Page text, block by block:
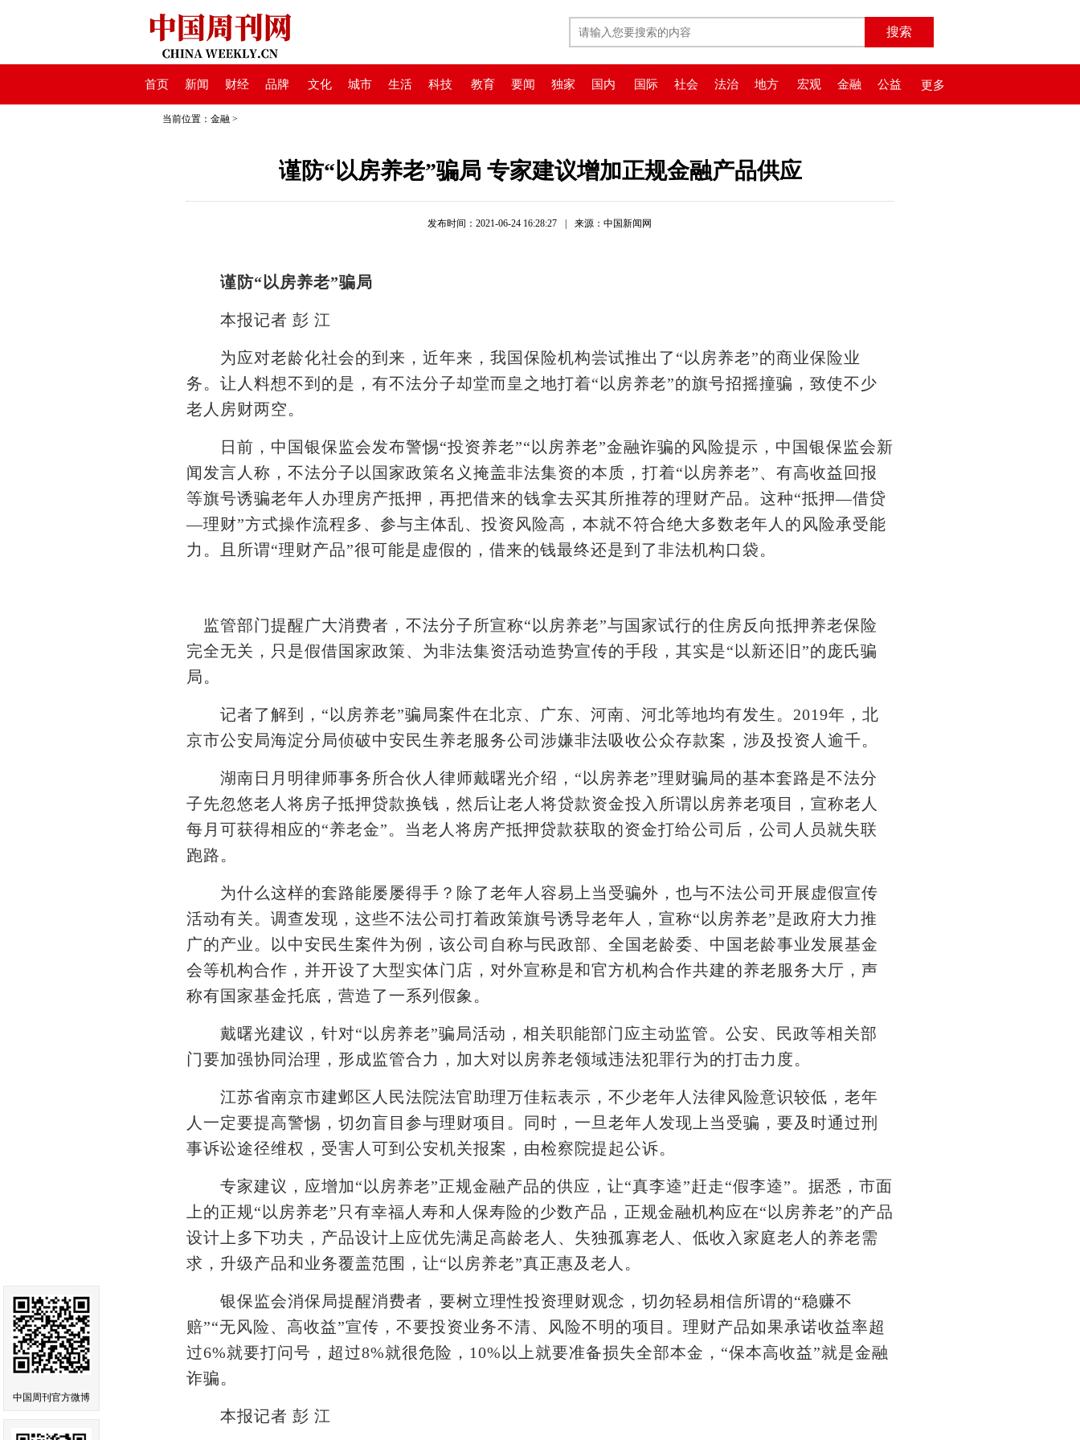
首页 新闻 财经 品牌 文化 城市 生活 科技 教育 要闻 独家 国内 国际 社会 法治 地方 宏观 金融 公益 更多
当前位置： 金融 >
谨防“以房养老”骗局 专家建议增加正规金融产品供应
发布时间：2021-06-24 16:28:27 来源：中国新闻网
谨防“以房养老”骗局
本报记者 彭 江
为应对老龄化社会的到来，近年来，我国保险机构尝试推出了“以房养老”的商业保险业
务。让人料想不到的是，有不法分子却堂而皇之地打着“以房养老”的旗号招摇撞骗，致使不少
老人房财两空。
日前，中国银保监会发布警惕“投资养老”“以房养老”金融诈骗的风险提示，中国银保监会新
闻发言人称，不法分子以国家政策名义掩盖非法集资的本质，打着“以房养老”、有高收益回报
等旗号诱骗老年人办理房产抵押，再把借来的钱拿去买其所推荐的理财产品。这种“抵押—借贷
—理财”方式操作流程多、参与主体乱、投资风险高，本就不符合绝大多数老年人的风险承受能
力。且所谓“理财产品”很可能是虚假的，借来的钱最终还是到了非法机构口袋。
监管部门提醒广大消费者，不法分子所宣称“以房养老”与国家试行的住房反向抵押养老保险
完全无关，只是假借国家政策、为非法集资活动造势宣传的手段，其实是“以新还旧”的庞氏骗
局。
记者了解到，“以房养老”骗局案件在北京、广东、河南、河北等地均有发生。2019年，北
京市公安局海淀分局侦破中安民生养老服务公司涉嫌非法吸收公众存款案，涉及投资人逾千。
湖南日月明律师事务所合伙人律师戴曙光介绍，“以房养老”理财骗局的基本套路是不法分
子先忽悠老人将房子抵押贷款换钱，然后让老人将贷款资金投入所谓以房养老项目，宣称老人
每月可获得相应的“养老金”。当老人将房产抵押贷款获取的资金打给公司后，公司人员就失联
跑路。
为什么这样的套路能屡屡得手？除了老年人容易上当受骗外，也与不法公司开展虚假宣传
活动有关。调查发现，这些不法公司打着政策旗号诱导老年人，宣称“以房养老”是政府大力推
广的产业。以中安民生案件为例，该公司自称与民政部、全国老龄委、中国老龄事业发展基金
会等机构合作，并开设了大型实体门店，对外宣称是和官方机构合作共建的养老服务大厅，声
称有国家基金托底，营造了一系列假象。
戴曙光建议，针对“以房养老”骗局活动，相关职能部门应主动监管。公安、民政等相关部
门要加强协同治理，形成监管合力，加大对以房养老领域违法犯罪行为的打击力度。
江苏省南京市建邺区人民法院法官助理万佳耘表示，不少老年人法律风险意识较低，老年
人一定要提高警惕，切勿盲目参与理财项目。同时，一旦老年人发现上当受骗，要及时通过刑
事诉讼途径维权，受害人可到公安机关报案，由检察院提起公诉。
专家建议，应增加“以房养老”正规金融产品的供应，让“真李逵”赶走“假李逵”。据悉，市面
上的正规“以房养老”只有幸福人寿和人保寿险的少数产品，正规金融机构应在“以房养老”的产品
设计上多下功夫，产品设计上应优先满足高龄老人、失独孤寡老人、低收入家庭老人的养老需
求，升级产品和业务覆盖范围，让“以房养老”真正惠及老人。
银保监会消保局提醒消费者，要树立理性投资理财观念，切勿轻易相信所谓的“稳赚不
赔”“无风险、高收益”宣传，不要投资业务不清、风险不明的项目。理财产品如果承诺收益率超
过6%就要打问号，超过8%就很危险，10%以上就要准备损失全部本金，“保本高收益”就是金融
诈骗。
本报记者 彭 江
中国周刊官方微博